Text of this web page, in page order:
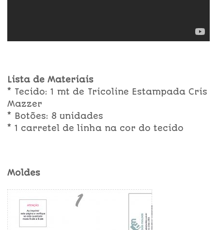
Lista de Materiais
* Tecido: 1 mt de Tricoline Estampada Cris
Mazzer
* Botões: 8 unidades
* 1 carretel de linha na cor do tecido
Moldes